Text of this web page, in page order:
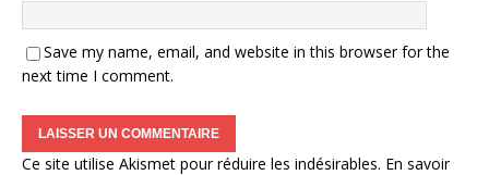
Save my name, email, and website in this browser for the
next time I comment.
Ce site utilise Akismet pour réduire les indésirables. En savoir